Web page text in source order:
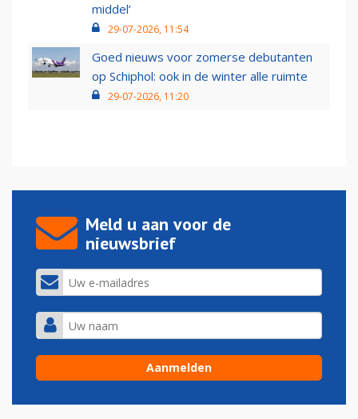
middel’
29-07-2026, 11:54
Goed nieuws voor zomerse debutanten
op Schiphol: ook in de winter alle ruimte
29-07-2026, 11:20
Meld u aan voor de
nieuwsbrief